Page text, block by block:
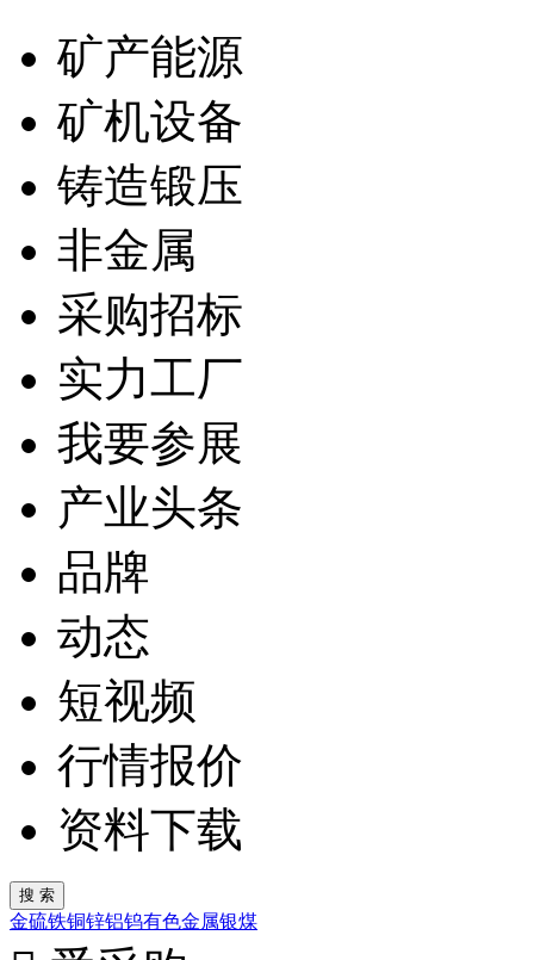
矿产能源
矿机设备
铸造锻压
非金属
采购招标
实力工厂
我要参展
产业头条
品牌
动态
短视频
行情报价
资料下载
金硫铁铜锌铝钨有色金属银煤